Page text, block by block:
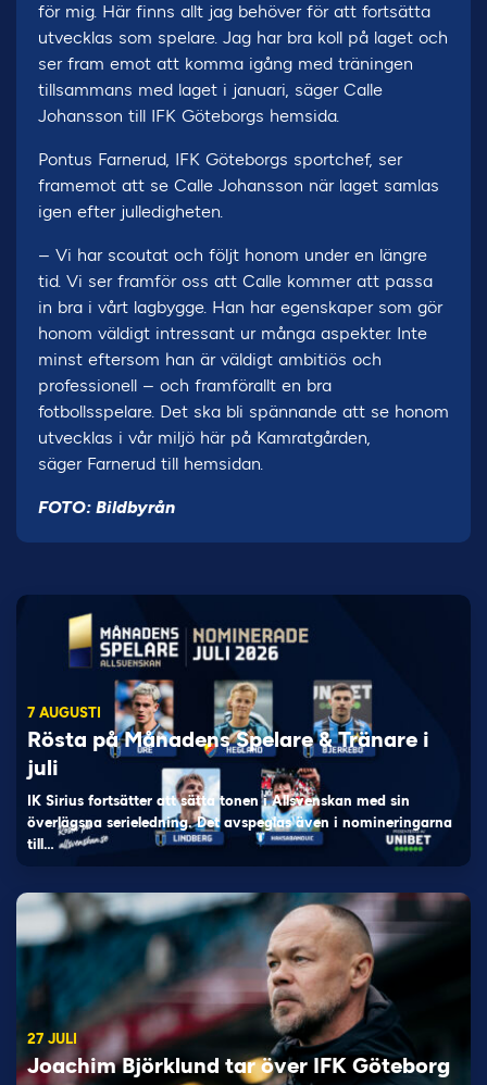
för mig. Här finns allt jag behöver för att fortsätta
utvecklas som spelare. Jag har bra koll på laget och
ser fram emot att komma igång med träningen
tillsammans med laget i januari, säger Calle
Johansson till IFK Göteborgs hemsida.
Pontus Farnerud, IFK Göteborgs sportchef, ser
framemot att se Calle Johansson när laget samlas
igen efter julledigheten.
– Vi har scoutat och följt honom under en längre
tid. Vi ser framför oss att Calle kommer att passa
in bra i vårt lagbygge. Han har egenskaper som gör
honom väldigt intressant ur många aspekter. Inte
minst eftersom han är väldigt ambitiös och
professionell – och framförallt en bra
fotbollsspelare. Det ska bli spännande att se honom
utvecklas i vår miljö här på Kamratgården,
säger Farnerud till hemsidan.
FOTO: Bildbyrån
7 AUGUSTI
Rösta på Månadens Spelare & Tränare i
juli
IK Sirius fortsätter att sätta tonen i Allsvenskan med sin
överlägsna serieledning. Det avspeglas även i nomineringarna
till…
27 JULI
Joachim Björklund tar över IFK Göteborg